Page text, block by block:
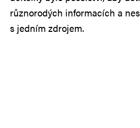
různorodých informacích a
s jedním zdrojem.